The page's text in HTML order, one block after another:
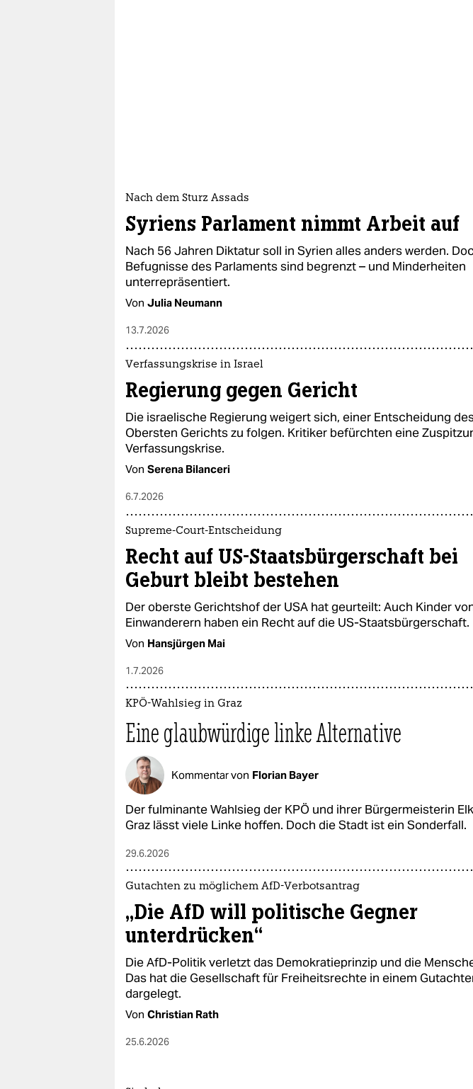
Nach dem Sturz Assads
Syriens Parlament nimmt Arbeit auf
Nach 56 Jahren Diktatur soll in Syrien alles anders werden.
Befugnisse des Parlaments sind begrenzt – und Minderheiten
unterrepräsentiert.
Von Julia Neumann
13.7.2026
Verfassungskrise in Israel
Regierung gegen Gericht
Die israelische Regierung weigert sich, einer Entscheidung
Obersten Gerichts zu folgen. Kritiker befürchten eine
Verfassungskrise.
Von Serena Bilanceri
6.7.2026
Supreme-Court-Entscheidung
Recht auf US-Staatsbürgerschaft bei
Geburt bleibt bestehen
Der oberste Gerichtshof der USA hat geurteilt: Auch Kinder
Einwanderern haben ein Recht auf die US-Staatsbürgerschaft.
Von Hansjürgen Mai
1.7.2026
KPÖ-Wahlsieg in Graz
Eine glaubwürdige linke Alternative
Kommentar von Florian Bayer
Der fulminante Wahlsieg der KPÖ und ihrer Bürgermeisterin
Graz lässt viele Linke hoffen. Doch die Stadt ist ein Sonderfall.
29.6.2026
Gutachten zu möglichem AfD-Verbotsantrag
„Die AfD will politische Gegner
unterdrücken“
Die AfD-Politik verletzt das Demokratieprinzip und die
Das hat die Gesellschaft für Freiheitsrechte in einem
dargelegt.
Von Christian Rath
25.6.2026